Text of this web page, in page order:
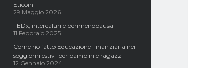
Eticoin
29 Maggio 2026
TEDx, intercalari e perimenopausa
11 Febbraio 2025
Come ho fatto Educazione Finanziaria nei
soggiorni estivi per bambini e ragazzi
12 Gennaio 2024